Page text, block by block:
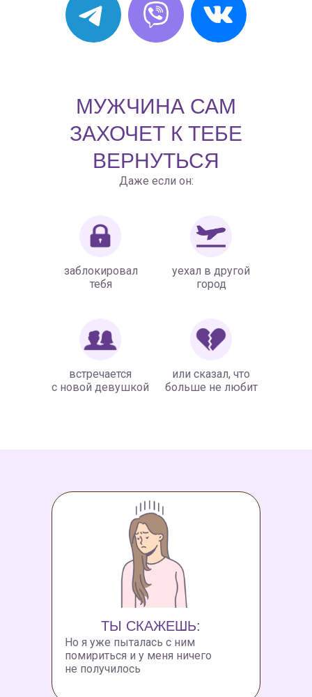
МУЖЧИНА САМ
ЗАХОЧЕТ К ТЕБЕ
ВЕРНУТЬСЯ
Даже если он:
заблокировал
тебя
уехал в другой
город
встречается
с новой девушкой
или сказал, что
больше не любит
ТЫ СКАЖЕШЬ:
Но я уже пыталась с ним
помириться и у меня ничего
не получилось